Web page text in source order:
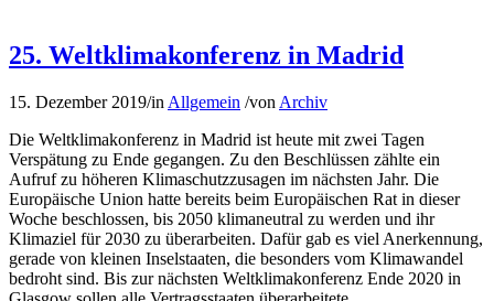
25. Weltklimakonferenz in Madrid
15. Dezember 2019/in Allgemein /von Archiv
Die Weltklimakonferenz in Madrid ist heute mit zwei Tagen
Verspätung zu Ende gegangen. Zu den Beschlüssen zählte ein
Aufruf zu höheren Klimaschutzzusagen im nächsten Jahr. Die
Europäische Union hatte bereits beim Europäischen Rat in dieser
Woche beschlossen, bis 2050 klimaneutral zu werden und ihr
Klimaziel für 2030 zu überarbeiten. Dafür gab es viel Anerkennung,
gerade von kleinen Inselstaaten, die besonders vom Klimawandel
bedroht sind. Bis zur nächsten Weltklimakonferenz Ende 2020 in